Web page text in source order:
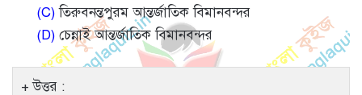
(C)তিরুবনন্তপুরম আন্তর্জাতিক বিমানবন্দর
(D) চেন্নাই আন্তর্জাতিক বিমানবন্দর
উত্তর :